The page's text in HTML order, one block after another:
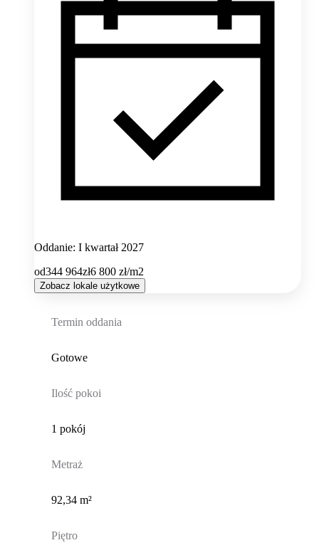
Oddanie: I kwartał 2027
od344 964zł6 800 zł/m2
Zobacz lokale użytkowe
Termin oddania
Gotowe
Ilość pokoi
1 pokój
Metraż
92,34 m²
Piętro